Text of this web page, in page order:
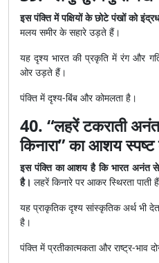
इस पंक्ति में पक्षियों के छोटे पंखों को
मलय समीर के सहारे उड़ते हैं।
यह दृश्य भारत की प्रकृति में रंग और
ओर उड़ते हैं।
पंक्ति में दृश्य-बिंब और कोमलता है।
40. “लहरें टकराती
किनारा” का आशय स्पष्ट
इस पंक्ति का आशय है कि भारत अनंत से
है। लहरें किनारे पर आकर स्थिरता पाती
यह प्राकृतिक दृश्य सांस्कृतिक अर्थ भी
है।
पंक्ति में प्रतीकात्मकता और राष्ट्र-भाव